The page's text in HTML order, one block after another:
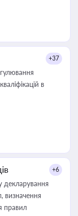
+37
в
+6
декларування
визначення
правил